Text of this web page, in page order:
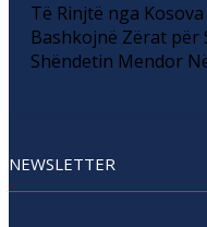
Të Rinjtë nga
Bashkojnë Zërat për
Shëndetin Mendor
NEWSLETTER